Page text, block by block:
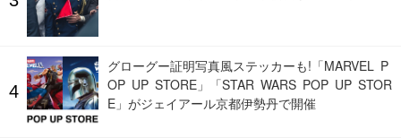
グローグー証明写真風ステッカーも!「MARVEL P
OP UP STORE」「STAR WARS POP UP STOR
E」がジェイアール京都伊勢丹で開催